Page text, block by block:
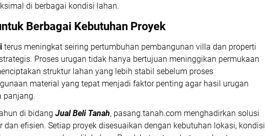
di berbagai kondisi lahan.
Berbagai Kebutuhan Proyek
terus meningkat seiring pertumbuhan pembangunan villa dan properti
Proses urugan tidak hanya bertujuan meninggikan permukaan
struktur lahan yang lebih stabil sebelum proses
material yang tepat menjadi faktor penting agar hasil urugan
panjang.
di bidang Jual Beli Tanah, pasang.tanah.com menghadirkan solusi
dan efisien. Setiap proyek disesuaikan dengan kebutuhan lokasi, kondisi